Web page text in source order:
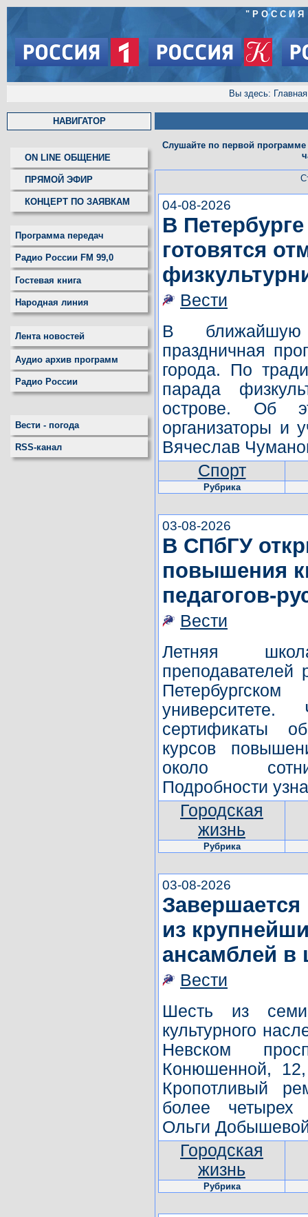
"
Вы здесь: Главная
НАВИГАТОР
ON LINE ОБЩЕНИЕ
ПРЯМОЙ ЭФИР
КОНЦЕРТ ПО ЗАЯВКАМ
Программа передач
Радио России FM 99,0
Гостевая книга
Народная линия
Лента новостей
Аудио архив программ
Радио России
Вести - погода
RSS-канал
Слушайте по первой программе
04-08-2026
В
готовятся
Вести
В
праздничная
города. По
парада
острове. Об
организаторы и
Вячеслав
Спорт
Рубрика
03-08-2026
В СПбГУ
повышения
педагогов-
Вести
Летняя
преподавателей
сертификаты
курсов
около сотни
Подробности
Городская
жизнь
Рубрика
03-08-2026
Завершается
из
ансамблей в
Вести
Шесть из
культурного
Невском
Конюшенной,
Кропотливый
более
Ольги
Городская
жизнь
Рубрика